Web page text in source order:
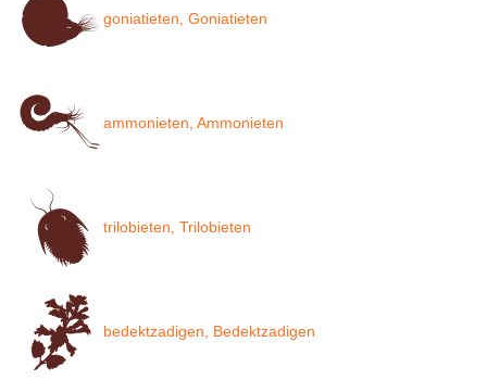
goniatieten, Goniatieten
ammonieten, Ammonieten
trilobieten, Trilobieten
bedektzadigen, Bedektzadigen